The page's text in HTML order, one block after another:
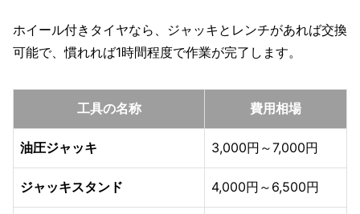
ホイール付きタイヤなら、ジャッキとレンチがあれば交換
可能で、慣れれば1時間程度で作業が完了します。
工具の名称 費用相場
油圧ジャッキ 3,000円～7,000円
ジャッキスタンド 4,000円～6,500円